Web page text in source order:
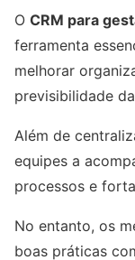
O CRM para
ferramenta
melhorar
previsibilidade
Além de
equipes a
processos e
No entanto, os
boas práticas